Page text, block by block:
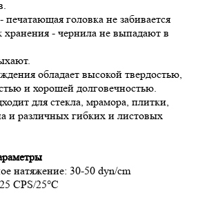
головка не забивается
хранения - чернила не выпадают в
обладает высокой твердостью,
и хорошей долговечностью.
для стекла, мрамора, плитки,
и различных гибких и листовых
натяжение: 30-50 dyn/cm
CPS/25°C